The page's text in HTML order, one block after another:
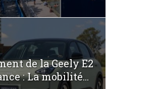
de la Geely E2
: La mobilité...